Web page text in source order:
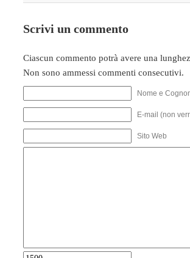
Scrivi un commento
Ciascun commento potrà avere una
Non sono ammessi commenti consecutivi.
Nome e
E-mail (non
Sito Web